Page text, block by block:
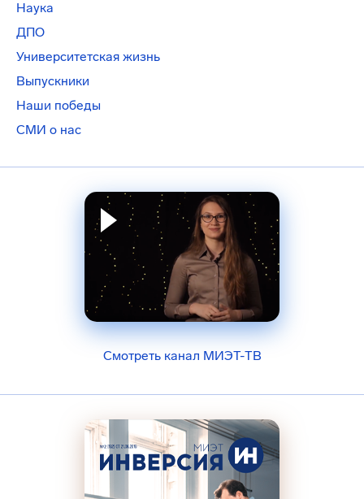
Наука
ДПО
Университетская жизнь
Выпускники
Наши победы
СМИ о нас
Смотреть канал МИЭТ-ТВ